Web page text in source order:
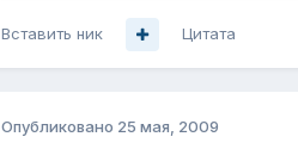
Вставить ник Цитата
Опубликовано 25 мая, 2009